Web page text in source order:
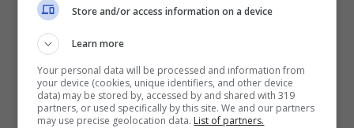
di più da uno come lui”
Store and/or access information on a device
Learn more
Your personal data will be processed and information from
your device (cookies, unique identifiers, and other device
data) may be stored by, accessed by and shared with 319
partners, or used specifically by this site. We and our partners
may use precise geolocation data. List of partners.